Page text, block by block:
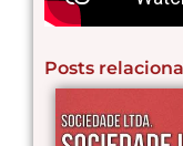
Posts